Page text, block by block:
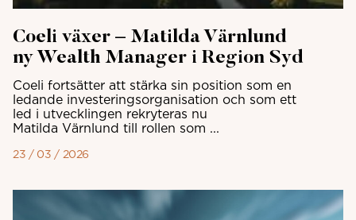
Coeli växer – Matilda Värnlund
ny Wealth Manager i Region Syd
Coeli fortsätter att stärka sin position som en
ledande investeringsorganisation och som ett
led i utvecklingen rekryteras nu
Matilda Värnlund till rollen som ...
23 / 03 / 2026